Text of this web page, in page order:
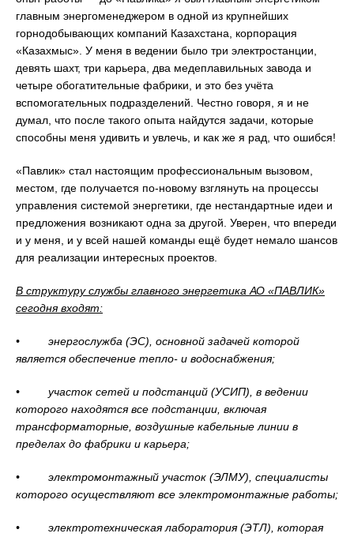
главным энергоменеджером в одной из крупнейших
горнодобывающих компаний Казахстана, корпорация
«Казахмыс». У меня в ведении было три электростанции,
девять шахт, три карьера, два медеплавильных завода и
четыре обогатительные фабрики, и это без учёта
вспомогательных подразделений. Честно говоря, я и не
думал, что после такого опыта найдутся задачи, которые
способны меня удивить и увлечь, и как же я рад, что ошибся!
«Павлик» стал настоящим профессиональным вызовом,
местом, где получается по-новому взглянуть на процессы
управления системой энергетики, где нестандартные идеи и
предложения возникают одна за другой. Уверен, что впереди
и у меня, и у всей нашей команды ещё будет немало шансов
для реализации интересных проектов.
В структуру службы главного энергетика АО «ПАВЛИК»
сегодня входят:
• энергослужба (ЭС), основной задачей которой
является обеспечение тепло- и водоснабжения;
• участок сетей и подстанций (УСИП), в ведении
которого находятся все подстанции, включая
трансформаторные, воздушные кабельные линии в
пределах до фабрики и карьера;
• электромонтажный участок (ЭЛМУ), специалисты
которого осуществляют все электромонтажные работы;
• электротехническая лаборатория (ЭТЛ), которая